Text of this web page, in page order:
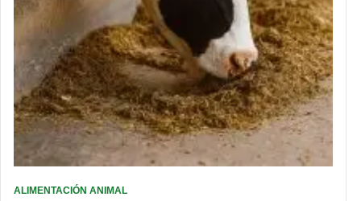
ALIMENTACIÓN ANIMAL